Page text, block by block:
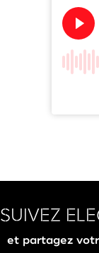
SUIVEZ
et partagez